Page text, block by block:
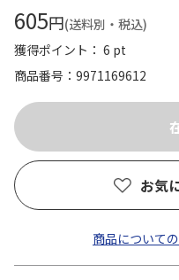
605円(送料別・税込)
獲得ポイント： 6 pt
商品番号
9971169612
お気
商品について